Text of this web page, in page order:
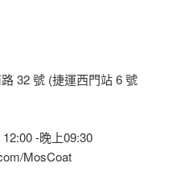
32 號 (捷運西門站 6 號
-晚上09:30
MosCoat